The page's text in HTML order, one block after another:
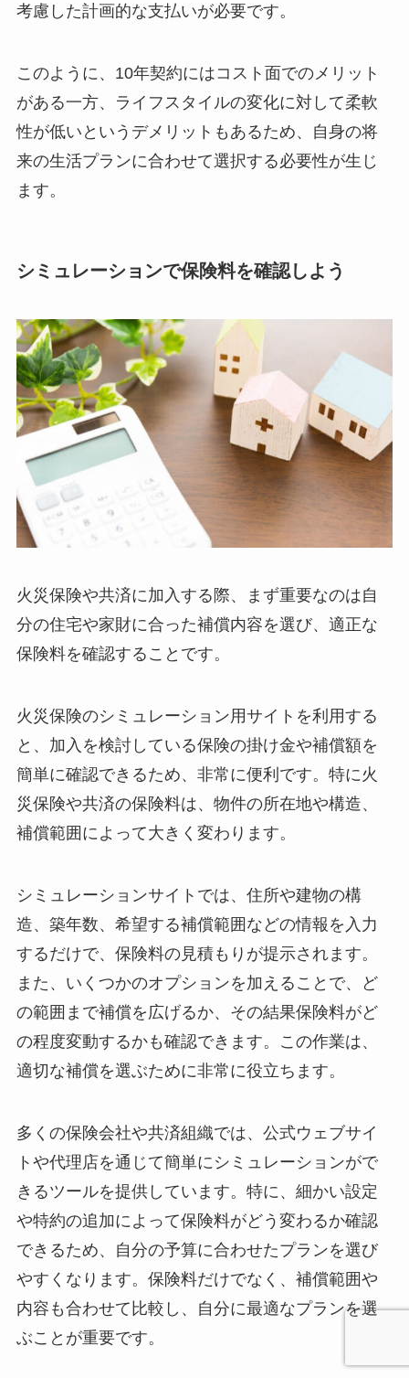
考慮した計画的な支払いが必要です。
このように、10年契約にはコスト面でのメリット
がある一方、ライフスタイルの変化に対して柔軟
性が低いというデメリットもあるため、自身の将
来の生活プランに合わせて選択する必要性が生じ
ます。
シミュレーションで保険料を確認しよう
火災保険や共済に加入する際、まず重要なのは自
分の住宅や家財に合った補償内容を選び、適正な
保険料を確認することです。
火災保険のシミュレーション用サイトを利用する
と、加入を検討している保険の掛け金や補償額を
簡単に確認できるため、非常に便利です。特に火
災保険や共済の保険料は、物件の所在地や構造、
補償範囲によって大きく変わります。
シミュレーションサイトでは、住所や建物の構
造、築年数、希望する補償範囲などの情報を入力
するだけで、保険料の見積もりが提示されます。
また、いくつかのオプションを加えることで、ど
の範囲まで補償を広げるか、その結果保険料がど
の程度変動するかも確認できます。この作業は、
適切な補償を選ぶために非常に役立ちます。
多くの保険会社や共済組織では、公式ウェブサイ
トや代理店を通じて簡単にシミュレーションがで
きるツールを提供しています。特に、細かい設定
や特約の追加によって保険料がどう変わるか確認
できるため、自分の予算に合わせたプランを選び
やすくなります。保険料だけでなく、補償範囲や
内容も合わせて比較し、自分に最適なプランを選
ぶことが重要です。